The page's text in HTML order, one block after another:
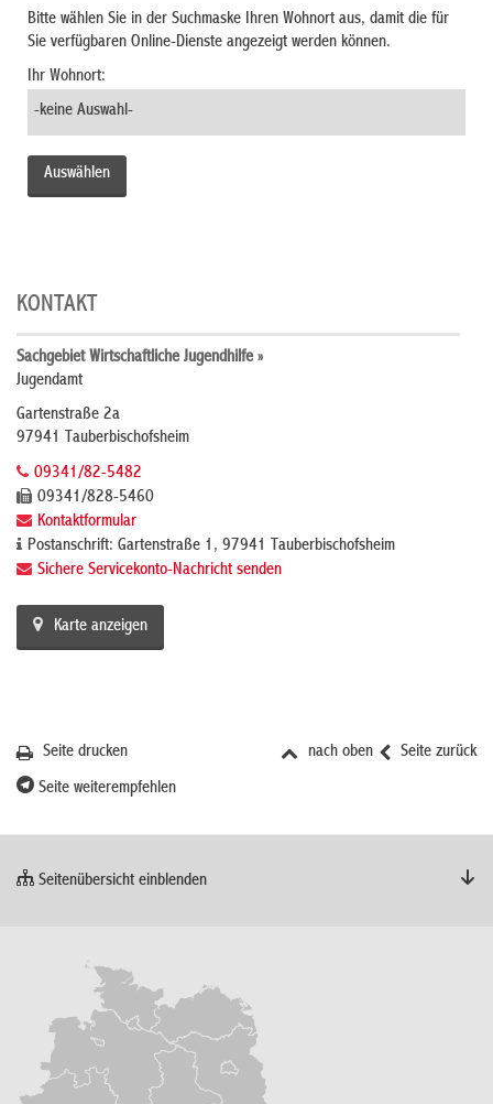
Bitte wählen Sie in der Suchmaske Ihren Wohnort aus, damit die für
Sie verfügbaren Online-Dienste angezeigt werden können.
Ihr Wohnort:
KONTAKT
Sachgebiet Wirtschaftliche Jugendhilfe »
Jugendamt
Gartenstraße 2a
97941 Tauberbischofsheim
09341/82-5482
09341/828-5460
Kontaktformular
Postanschrift: Gartenstraße 1, 97941 Tauberbischofsheim
Sichere Servicekonto-Nachricht senden
Karte anzeigen
Seite zurück
nach oben
Seite drucken
Seite weiterempfehlen
Seitenübersicht einblenden